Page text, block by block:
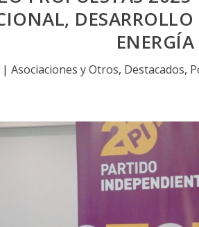
ENERGÍA
| Asociaciones y Otros, Destacados,